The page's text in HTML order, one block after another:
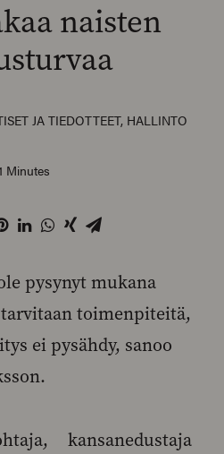
naisten
JA TIEDOTTEET, HALLINTO
Minutes
pysynyt mukana
toimenpiteitä,
ei pysähdy, sanoo
kansanedustaja